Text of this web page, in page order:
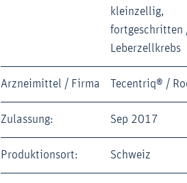
kleinzellig,
fortgeschritten
Leberzellkrebs
Arzneimittel / Firma Tecentriq® /
Zulassung: Sep 2017
Produktionsort: Schweiz